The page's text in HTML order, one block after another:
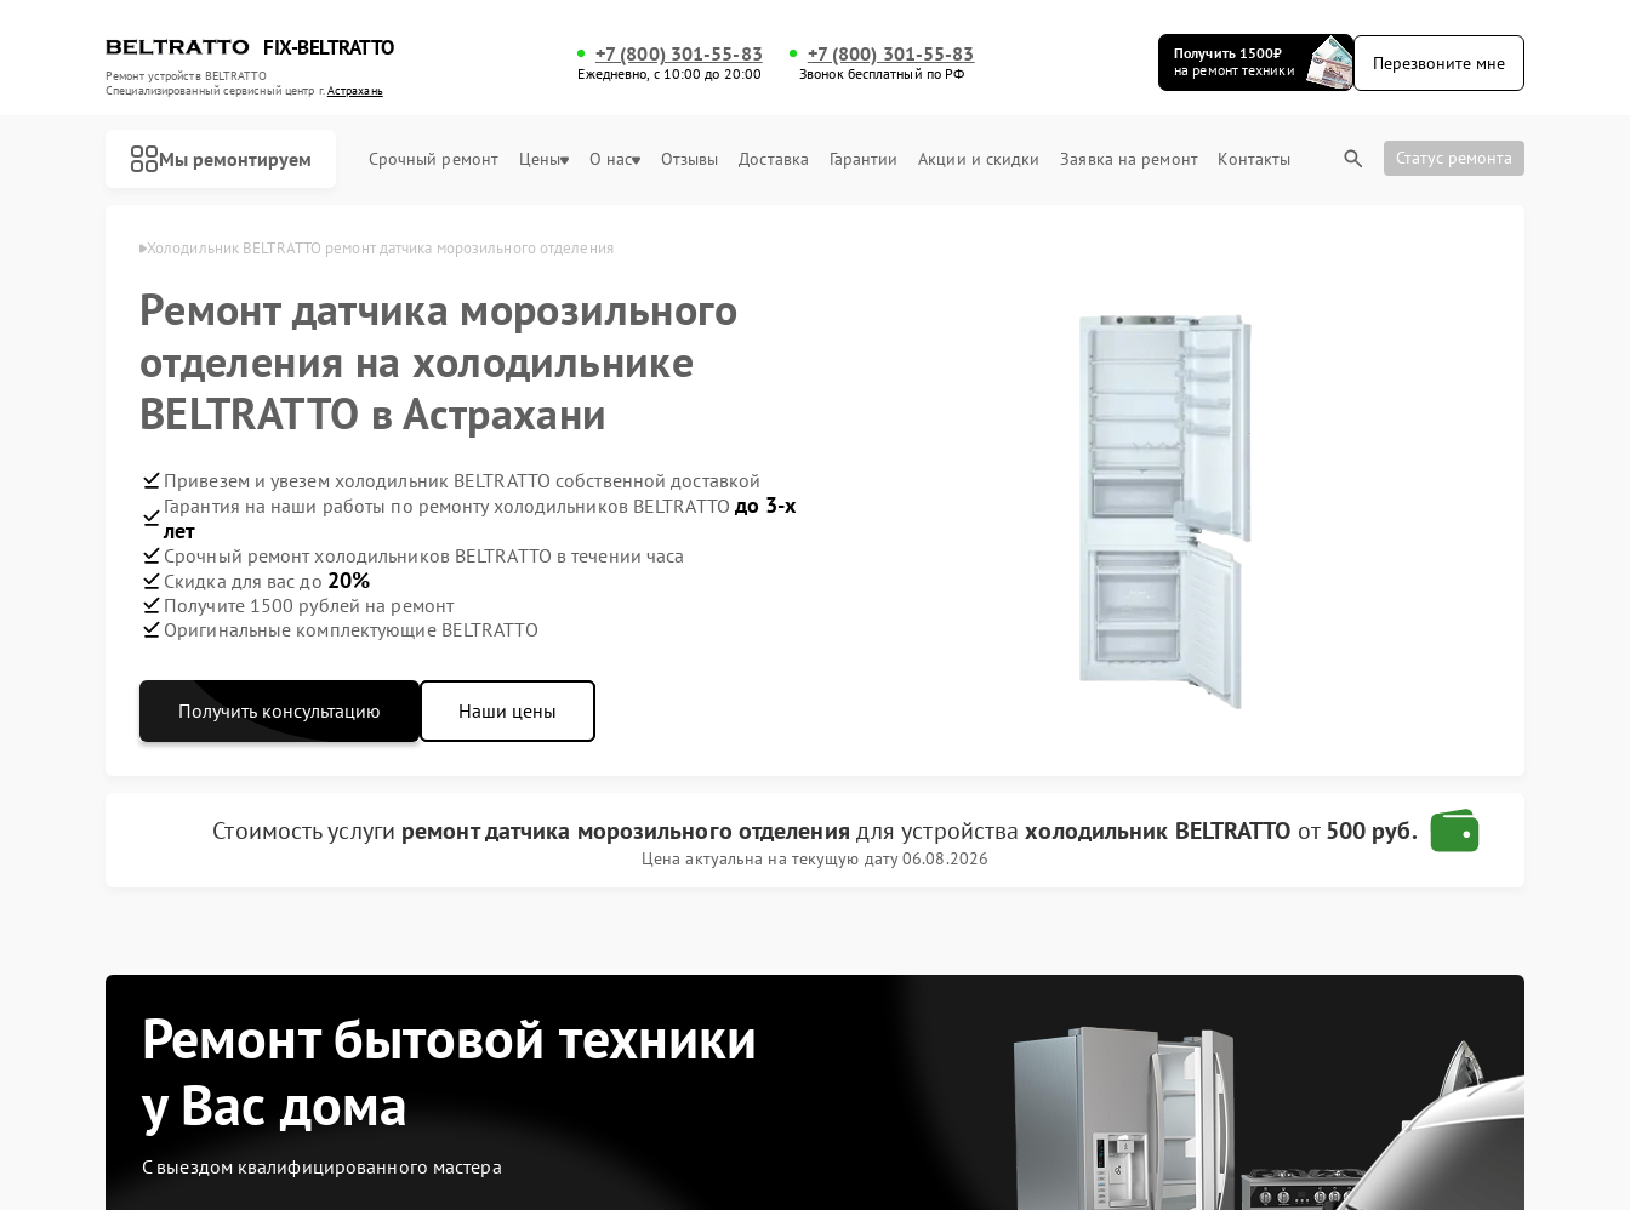
FIX-BELTRATTO
Ремонт устройств BELTRATTO
Специализированный cервисный центр г.Астрахань
+7 (800) 301-55-83
Ежедневно, с 10:00 до 20:00
+7 (800) 301-55-83
Звонок бесплатный по РФ
Получить 1500₽
на ремонт техники
Перезвоните мне
Мы ремонтируем Срочный ремонт Цены О нас Отзывы Доставка Гарантии Акции и скидки Заявка на ремонт Контакты Статус ремонта
Холодильник BELTRATTO ремонт датчика морозильного отделения
Ремонт датчика морозильного
отделения на холодильнике
BELTRATTO в Астрахани
Привезем и увезем холодильник BELTRATTO собственной доставкой
Гарантия на наши работы по ремонту холодильников BELTRATTO до 3-х
лет
Срочный ремонт холодильников BELTRATTO в течении часа
Скидка для вас до 20%
Получите 1500 рублей на ремонт
Оригинальные комплектующие BELTRATTO
Получить консультацию Наши цены
Стоимость услуги ремонт датчика морозильного отделения для устройствахолодильник BELTRATTO от500 руб.
Цена актуальна на текущую дату 06.08.2026
Ремонт бытовой техники
у Вас дома
С выездом квалифицированного мастера